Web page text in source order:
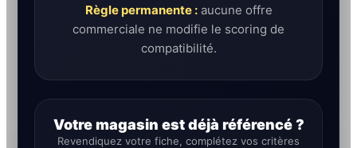
Règle permanente :aucune offre
commerciale ne modifie le scoring de
compatibilité.
Votre magasin est déjà référencé ?
Revendiquez votre fiche, complétez vos critères